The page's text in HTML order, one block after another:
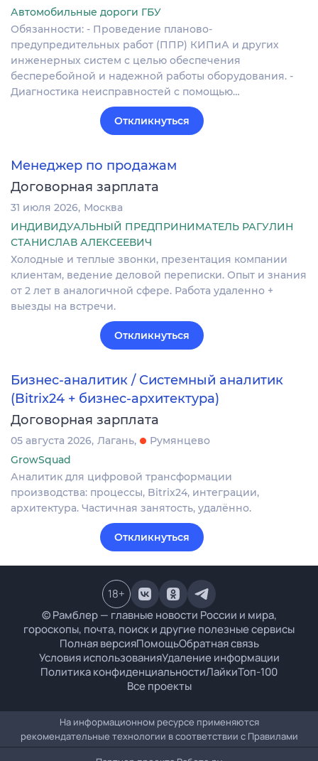
Автомобильные дороги ГБУ
Обязанности: - Проведение планово-
предупредительных работ (ППР) КИПиА и других
инженерных систем с целью обеспечения
бесперебойной и надежной работы оборудования. -
Диагностика неисправностей с помощью…
Откликнуться
Менеджер по продажам
Договорная зарплата
31 июля 2026 Москва
ИНДИВИДУАЛЬНЫЙ ПРЕДПРИНИМАТЕЛЬ РАГУЛИН
СТАНИСЛАВ АЛЕКСЕЕВИЧ
Холодные и теплые звонки, презентация компании
клиентам, ведение деловой переписки. Опыт и знания
от 2 лет в аналогичной сфере. Работа удаленно +
выезды на встречи.
Откликнуться
Бизнес-аналитик / Системный аналитик
(Bitrix24 + бизнес-архитектура)
Договорная зарплата
05 августа 2026 Лагань
Румянцево
GrowSquad
Аналитик для цифровой трансформации
производства: процессы, Bitrix24, интеграции,
архитектура. Частичная занятость, удалённо.
Откликнуться
© Рамблер — главные новости России и мира,
гороскопы, почта, поиск и другие полезные сервисы
Полная версияПомощьОбратная связь
Условия использованияУдаление информации
Политика конфиденциальностиЛайкиТоп-100
Все проекты
18+
На информационном ресурсе применяются
рекомендательные технологии в соответствии с Правилами